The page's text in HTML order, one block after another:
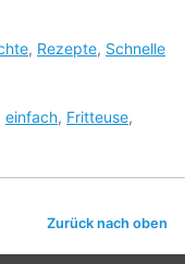
, Rezepte, Schnelle
einfach, Fritteuse,
Zurück nach oben